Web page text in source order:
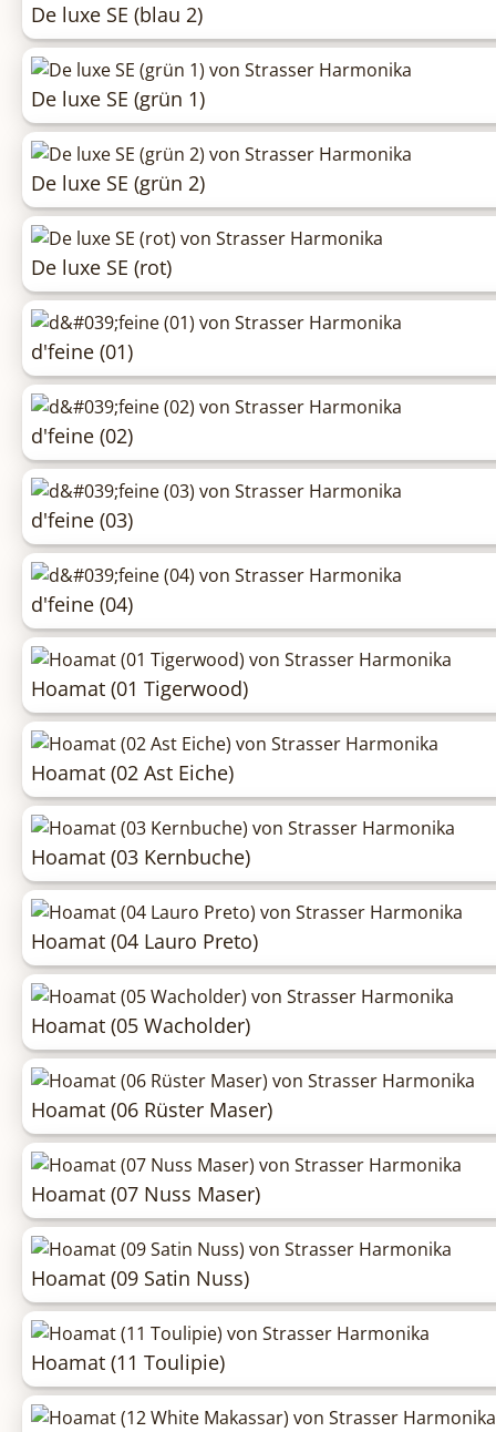
De luxe SE (blau 2)
De luxe SE (grün 1)
De luxe SE (grün 2)
De luxe SE (rot)
d'feine (01)
d'feine (02)
d'feine (03)
d'feine (04)
Hoamat (01 Tigerwood)
Hoamat (02 Ast Eiche)
Hoamat (03 Kernbuche)
Hoamat (04 Lauro Preto)
Hoamat (05 Wacholder)
Hoamat (06 Rüster Maser)
Hoamat (07 Nuss Maser)
Hoamat (09 Satin Nuss)
Hoamat (11 Toulipie)